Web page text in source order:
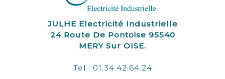
JULHE Electricité Industrielle
24 Route De Pontoise 95540
MERY Sur OISE.
Tel : 01.34.42.64.24